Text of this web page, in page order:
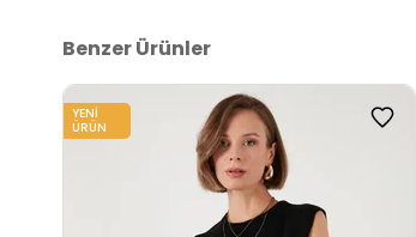
Benzer Ürünler
YENI
ÜRÜN